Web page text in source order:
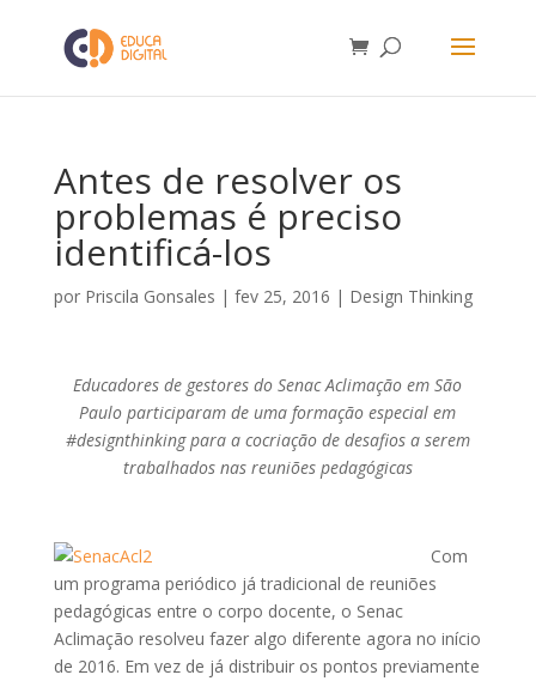
Antes de resolver os
problemas é preciso
identificá-los
por Priscila Gonsales | fev 25, 2016 | Design Thinking
Educadores de gestores do Senac Aclimação em São
Paulo participaram de uma formação especial em
#designthinking para a cocriação de desafios a serem
trabalhados nas reuniões pedagógicas
Com
um programa periódico já tradicional de reuniões
pedagógicas entre o corpo docente, o Senac
Aclimação resolveu fazer algo diferente agora no início
de 2016. Em vez de já distribuir os pontos previamente